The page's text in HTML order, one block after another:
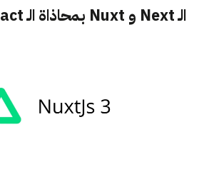
الـ Next و Nuxt بمحاذاة الـ React و Vue